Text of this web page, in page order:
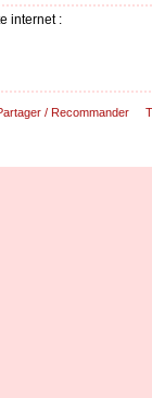
internet :
/ Recommander